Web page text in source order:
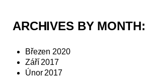
ARCHIVES BY MONTH:
Březen 2020
Září 2017
Únor 2017